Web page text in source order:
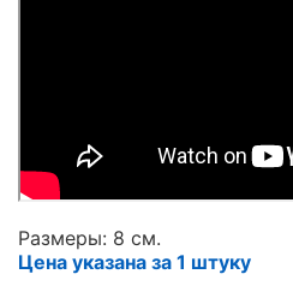
Размеры: 8 см.
Цена указана за 1 штуку